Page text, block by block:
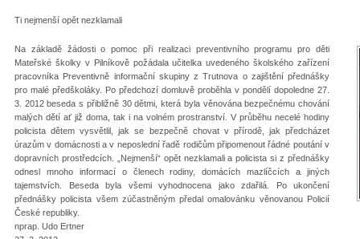
Ti nejmenší opět nezklamali
Na základě žádosti o pomoc při realizaci preventivního programu pro děti
Mateřské školky v Pilníkově požádala učitelka uvedeného školského zařízení
pracovníka Preventivně informační skupiny z Trutnova o zajištění přednášky
pro malé předškoláky. Po předchozí domluvě proběhla v pondělí dopoledne 27.
3. 2012 beseda s přibližně 30 dětmi, která byla věnována bezpečnému chování
malých dětí ať již doma, tak i na volném prostranství. V průběhu necelé hodiny
policista dětem vysvětlil, jak se bezpečně chovat v přírodě, jak předcházet
úrazům v domácnosti a v neposlední řadě rodičům připomenout řádné poutání v
dopravních prostředcích. „Nejmenší“ opět nezklamali a policista si z přednášky
odnesl mnoho informací o členech rodiny, domácích mazlíčcích a jiných
tajemstvích. Beseda byla všemi vyhodnocena jako zdařilá. Po ukončení
přednášky policista všem zúčastněným předal omalovánku věnovanou Policií
České republiky.
nprap. Udo Ertner